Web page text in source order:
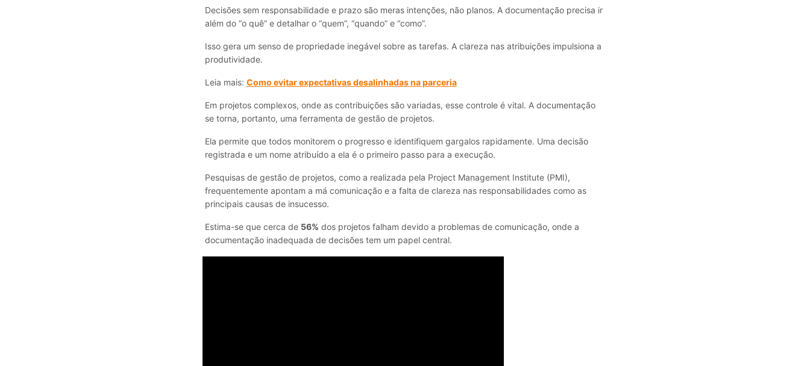
Decisões sem responsabilidade e prazo são meras intenções, não planos. A documentação precisa ir
além do “o quê” e detalhar o “quem”, “quando” e “como”.
Isso gera um senso de propriedade inegável sobre as tarefas. A clareza nas atribuições impulsiona a
produtividade.
Leia mais: Como evitar expectativas desalinhadas na parceria
Em projetos complexos, onde as contribuições são variadas, esse controle é vital. A documentação
se torna, portanto, uma ferramenta de gestão de projetos.
Ela permite que todos monitorem o progresso e identifiquem gargalos rapidamente. Uma decisão
registrada e um nome atribuído a ela é o primeiro passo para a execução.
Pesquisas de gestão de projetos, como a realizada pela Project Management Institute (PMI),
frequentemente apontam a má comunicação e a falta de clareza nas responsabilidades como as
principais causas de insucesso.
Estima-se que cerca de 56% dos projetos falham devido a problemas de comunicação, onde a
documentação inadequada de decisões tem um papel central.